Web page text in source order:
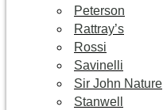
Peterson
Rattray’s
Rossi
Savinelli
Sir John Nature
Stanwell